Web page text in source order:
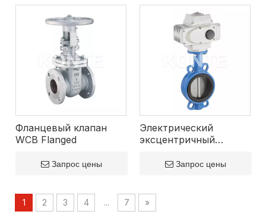
Фланцевый клапан
WCB Flanged
Запрос цены
Электрический
эксцентричный
клапан бабочки
Запрос цены
1 2 3 4 ... 7 »